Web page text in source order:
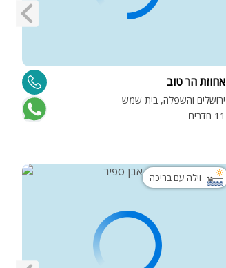
אחוזת הר טוב
ירושלים והשפלה, בית שמש
11 חדרים
וילה עם בריכה